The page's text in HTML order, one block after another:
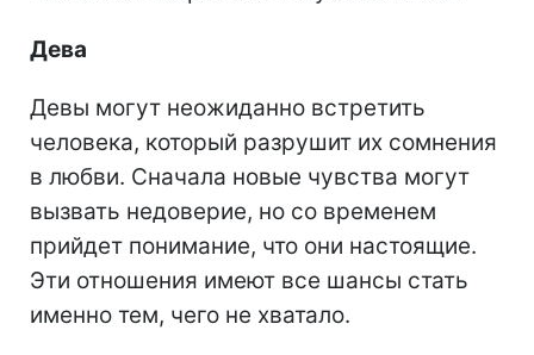
Дева
Девы могут неожиданно встретить
человека, который разрушит их сомнения
в любви. Сначала новые чувства могут
вызвать недоверие, но со временем
прийдет понимание, что они настоящие.
Эти отношения имеют все шансы стать
именно тем, чего не хватало.